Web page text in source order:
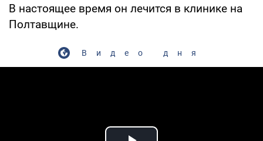
В настоящее время он лечится в клинике на
Полтавщине.
Видео дня